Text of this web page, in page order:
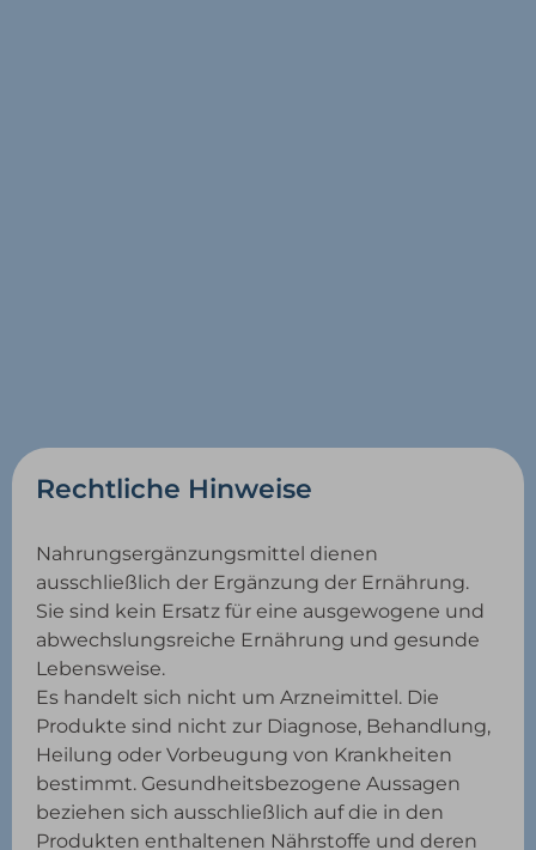
Rechtliche Hinweise
Nahrungsergänzungsmittel dienen
ausschließlich der Ergänzung der Ernährung.
Sie sind kein Ersatz für eine ausgewogene und
abwechslungsreiche Ernährung und gesunde
Lebensweise.
Es handelt sich nicht um Arzneimittel. Die
Produkte sind nicht zur Diagnose, Behandlung,
Heilung oder Vorbeugung von Krankheiten
bestimmt. Gesundheitsbezogene Aussagen
beziehen sich ausschließlich auf die in den
Produkten enthaltenen Nährstoffe und deren